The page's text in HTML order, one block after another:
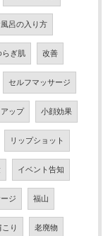
風呂の入り方
らぎ肌 改善
セルフマッサージ
ップ 小顔効果
リップショット
イベント告知
ジ 福山
こり 老廃物